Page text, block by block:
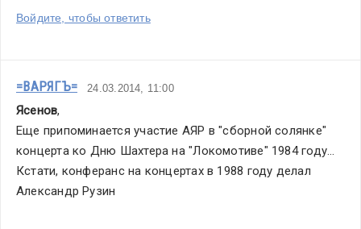
Войдите, чтобы ответить
=ВАРЯГЪ= 24.03.2014, 11:00
Ясенов,
Еще припоминается участие АЯР в "сборной солянке"
концерта ко Дню Шахтера на "Локомотиве" 1984 году...
Кстати, конферанс на концертах в 1988 году делал
Александр Рузин